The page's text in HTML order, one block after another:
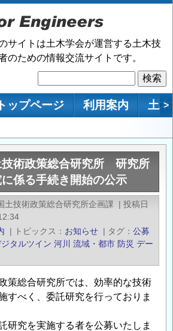
サイトは土木学会が運営する土木技
のための情報交流サイトです。
索
ン
トップページ 利用案内 土 >
技術政策総合研究所 研究所
係る手続き開始の公示
土技術政策総合研究所企画課 | 投稿日
| トピックス お知らせ | タグ
公募
タルツイン 河川 流域・都市 防災 デー
策総合研究所では、効率的な技術
すべく、委託研究を行っておりま
研究を実施する者を公募いたしま